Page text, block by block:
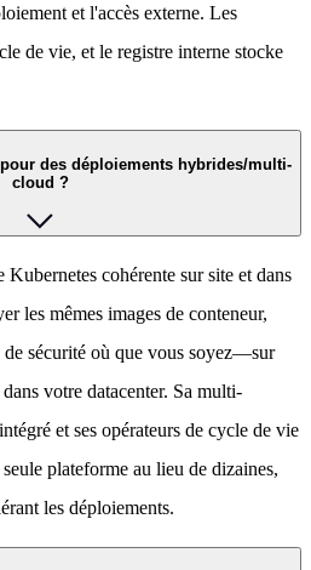
et l'accès externe. Les
de vie, et le registre interne stocke
des déploiements hybrides/multi-
cloud ?
cohérente sur site et dans
les mêmes images de conteneur,
sécurité où que vous soyez—sur
votre datacenter. Sa multi-
et ses opérateurs de cycle de vie
plateforme au lieu de dizaines,
les déploiements.